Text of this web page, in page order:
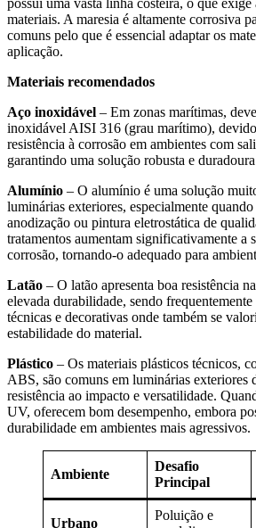
possui uma vasta linha costeira, o que exige
materiais. A maresia é altamente corrosiva
comuns pelo que é essencial adaptar os
aplicação.
Materiais recomendados
Aço inoxidável – Em zonas marítimas,
inoxidável AISI 316 (grau marítimo), devido
resistência à corrosão em ambientes com
garantindo uma solução robusta e
Alumínio – O alumínio é uma solução
luminárias exteriores, especialmente
anodização ou pintura eletrostática de
tratamentos aumentam significativamente a
corrosão, tornando-o adequado para
Latão – O latão apresenta boa resistência
elevada durabilidade, sendo
técnicas e decorativas onde também se
estabilidade do material.
Plástico – Os materiais plásticos técnicos,
ABS, são comuns em luminárias exteriores
resistência ao impacto e versatilidade.
UV, oferecem bom desempenho, embora
durabilidade em ambientes mais agressivos.
Ambiente
Desafio
Principal
Urbano
Poluição e